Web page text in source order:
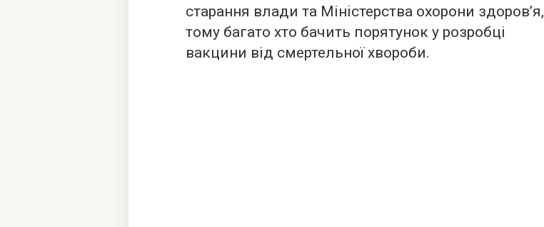
старання влади та Міністерства охорони здоров’я,
тому багато хто бачить порятунок у розробці
вакцини від смертельної хвороби.